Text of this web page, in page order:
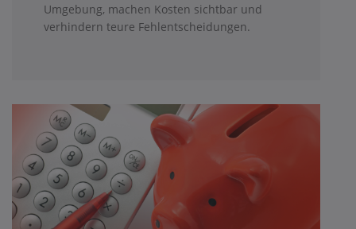
Umgebung, machen Kosten sichtbar und
verhindern teure Fehlentscheidungen.